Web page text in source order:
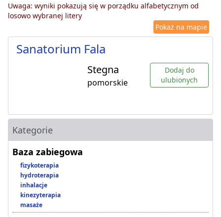
Uwaga: wyniki pokazują się w porządku alfabetycznym od
losowo wybranej litery
Pokaż na mapie
Sanatorium Fala
Stegna
pomorskie
Dodaj do
ulubionych
Kategorie
Baza zabiegowa
fizykoterapia
hydroterapia
inhalacje
kinezyterapia
masaże